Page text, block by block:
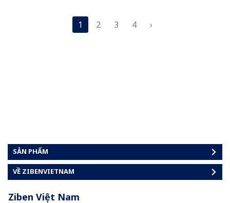
1 2 3 4 ›
SẢN PHẨM
VỀ ZIBENVIETNAM
Ziben Việt Nam